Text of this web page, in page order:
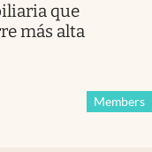
que
más alta
Members